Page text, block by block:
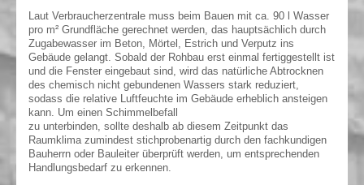
Laut Verbraucherzentrale muss beim Bauen mit ca. 90 l Wasser
pro m² Grundfläche gerechnet werden, das hauptsächlich durch
Zugabewasser im Beton, Mörtel, Estrich und Verputz ins
Gebäude gelangt. Sobald der Rohbau erst einmal fertiggestellt ist
und die Fenster eingebaut sind, wird das natürliche Abtrocknen
des chemisch nicht gebundenen Wassers stark reduziert,
sodass die relative Luftfeuchte im Gebäude erheblich ansteigen
kann. Um einen Schimmelbefall
zu unterbinden, sollte deshalb ab diesem Zeitpunkt das
Raumklima zumindest stichprobenartig durch den fachkundigen
Bauherrn oder Bauleiter überprüft werden, um entsprechenden
Handlungsbedarf zu erkennen.